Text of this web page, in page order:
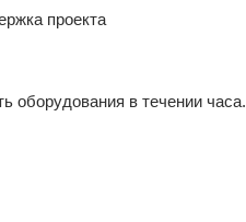
проекта
оборудования в течении часа.